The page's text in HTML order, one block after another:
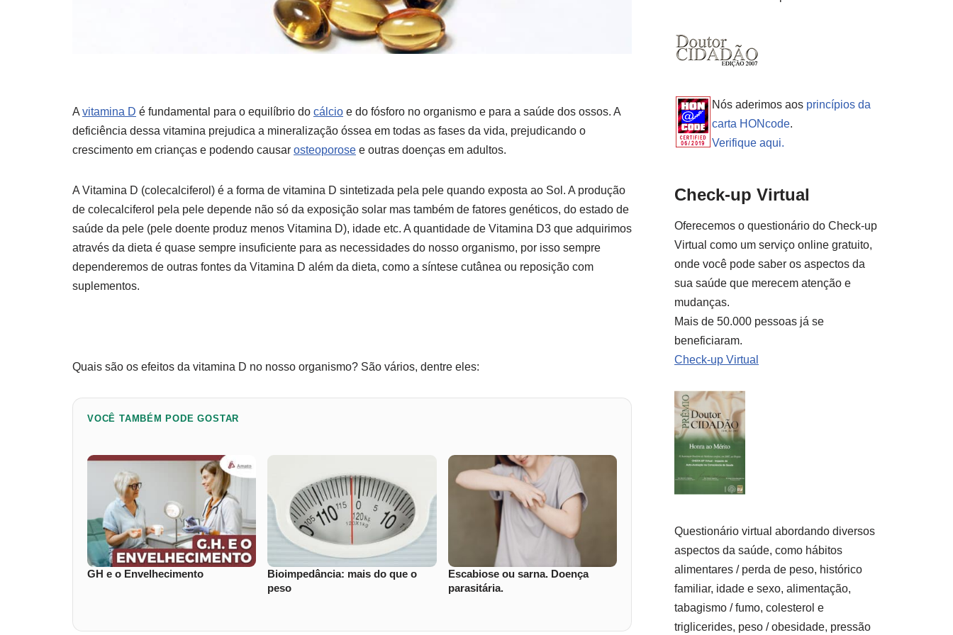
A vitamina D é fundamental para o equilíbrio do cálcio e do fósforo no organismo e para a saúde dos ossos. A
deficiência dessa vitamina prejudica a mineralização óssea em todas as fases da vida, prejudicando o
crescimento em crianças e podendo causar osteoporose e outras doenças em adultos.
A Vitamina D (colecalciferol) é a forma de vitamina D sintetizada pela pele quando exposta ao Sol. A produção
de colecalciferol pela pele depende não só da exposição solar mas também de fatores genéticos, do estado de
saúde da pele (pele doente produz menos Vitamina D), idade etc. A quantidade de Vitamina D3 que adquirimos
através da dieta é quase sempre insuficiente para as necessidades do nosso organismo, por isso sempre
dependeremos de outras fontes da Vitamina D além da dieta, como a síntese cutânea ou reposição com
suplementos.
Quais são os efeitos da vitamina D no nosso organismo? São vários, dentre eles:
VOCÊ TAMBÉM PODE GOSTAR
GH e o Envelhecimento
Bioimpedância: mais do que o
peso
Escabiose ou sarna. Doença
parasitária.
Nós aderimos aos princípios da
carta HONcode.
Verifique aqui.
Check-up Virtual
Oferecemos o questionário do Check-up
Virtual como um serviço online gratuito,
onde você pode saber os aspectos da
sua saúde que merecem atenção e
mudanças.
Mais de 50.000 pessoas já se
beneficiaram.
Check-up Virtual
Questionário virtual abordando diversos
aspectos da saúde, como hábitos
alimentares / perda de peso, histórico
familiar, idade e sexo, alimentação,
tabagismo / fumo, colesterol e
triglicerides, peso / obesidade, pressão